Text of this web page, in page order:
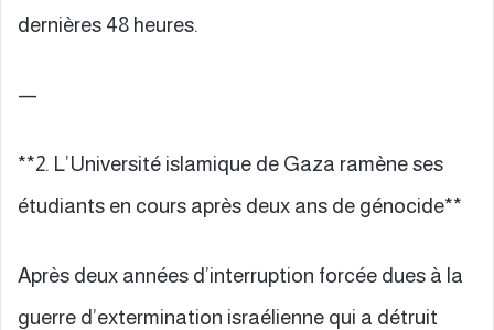
dernières 48 heures.
—
**2. L’Université islamique de Gaza ramène ses
étudiants en cours après deux ans de génocide**
Après deux années d’interruption forcée dues à la
guerre d’extermination israélienne qui a détruit